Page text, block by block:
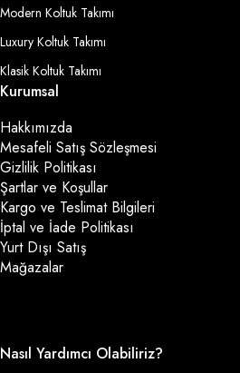
Modern Koltuk Takımı
Luxury Koltuk Takımı
Klasik Koltuk Takımı
Kurumsal
Hakkımızda
Mesafeli Satış Sözleşmesi
Gizlilik Politikası
Şartlar ve Koşullar
Kargo ve Teslimat Bilgileri
İptal ve İade Politikası
Yurt Dışı Satış
Mağazalar
Nasıl Yardımcı Olabiliriz?